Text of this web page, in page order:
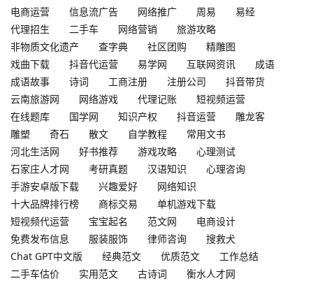
电商运营 信息流广告 网络推广 周易
易经
代理招生
二手车 网络营销
旅游攻略
非物质文化遗产
查字典 社区团购
精雕图
戏曲下载
抖音代运营 易学网 互联网资讯
成语
成语故事
诗词 工商注册 注册公司
抖音带货
云南旅游网
网络游戏 代理记账
短视频运营
在线题库
国学网 知识产权 抖音运营
雕龙客
雕塑
奇石 散文 自学教程
常用文书
河北生活网
好书推荐 游戏攻略
心理测试
石家庄人才网
考研真题 汉语知识
心理咨询
手游安卓版下载
兴趣爱好
网络知识
十大品牌排行榜
商标交易
单机游戏下载
短视频代运营
宝宝起名 范文网
电商设计
免费发布信息
服装服饰 律师咨询
搜救犬
Chat GPT中文版
经典范文 优质范文
工作总结
二手车估价
实用范文 古诗词
衡水人才网